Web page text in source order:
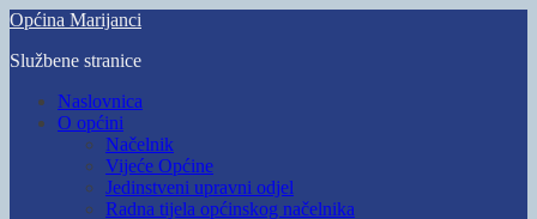
Skip
main
Općina Marijanci
Službene stranice
Toggle
mobile
Naslovnica
O općini
Načelnik
Vijeće Općine
Jedinstveni upravni odjel
Radna tijela općinskog načelnika